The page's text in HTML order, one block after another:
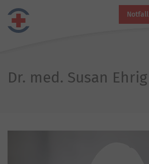
Notfall
Dr. med. Susan Ehrig